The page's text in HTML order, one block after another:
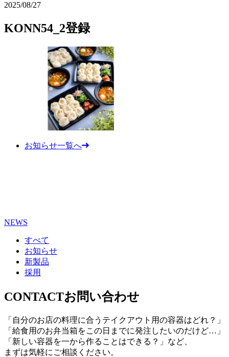
2025/08/27
KONN54_2登録
お知らせ一覧へ
NEWS
すべて
お知らせ
新製品
採用
CONTACTお問い合わせ
「自分のお店の料理に合うテイクアウト用の容器はどれ？」
「給食用のお弁当箱をこの日までに発注したいのだけど…」
「新しい容器を一から作ることはできる？」など、
まずは気軽にご相談ください。